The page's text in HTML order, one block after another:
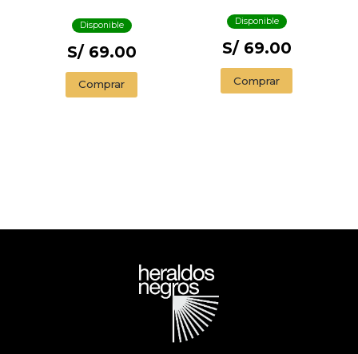
(EDICIÓN ESPECIAL
LIMITADA CON
CANTOS
PINTADOS) / 1984
(EDITION
ENDORSED BY THE
Disponible
S/ 69.00
Comprar
Disponible
S/ 69.00
Comprar